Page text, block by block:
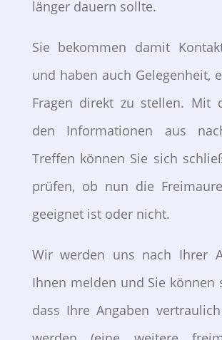
länger dauern sollte.
Sie bekommen damit
und haben auch Gelegenheit,
Fragen direkt zu stellen. Mit
den Informationen aus
Treffen können Sie sich
prüfen, ob nun die
geeignet ist oder nicht.
Wir werden uns nach Ihrer
Ihnen melden und Sie können
dass Ihre Angaben